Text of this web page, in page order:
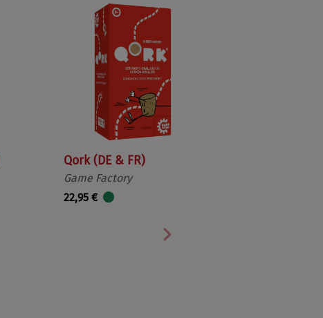
Qork (DE & FR)
Game Factory
22,95 €
Nächste